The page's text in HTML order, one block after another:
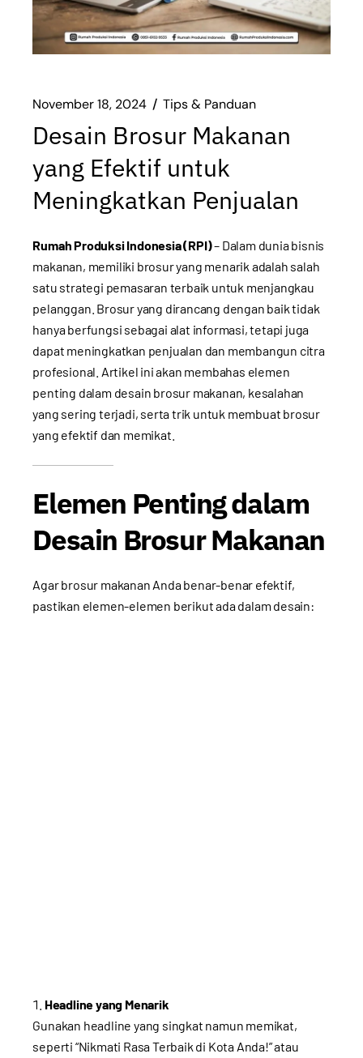
November 18, 2024 Tips & Panduan
Desain Brosur Makanan
yang Efektif untuk
Meningkatkan Penjualan
Rumah Produksi Indonesia (RPI)– Dalam dunia bisnis
makanan, memiliki brosur yang menarik adalah salah
satu strategi pemasaran terbaik untuk menjangkau
pelanggan. Brosur yang dirancang dengan baik tidak
hanya berfungsi sebagai alat informasi, tetapi juga
dapat meningkatkan penjualan dan membangun citra
profesional. Artikel ini akan membahas elemen
penting dalam desain brosur makanan, kesalahan
yang sering terjadi, serta trik untuk membuat brosur
yang efektif dan memikat.
Elemen Penting dalam
Desain Brosur Makanan
Agar brosur makanan Anda benar-benar efektif,
pastikan elemen-elemen berikut ada dalam desain:
Headline yang Menarik
Gunakan headline yang singkat namun memikat,
seperti “Nikmati Rasa Terbaik di Kota Anda!” atau